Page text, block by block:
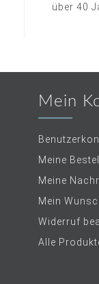
über 40
Mein
Meine
Meine
Mein
Widerruf
Alle